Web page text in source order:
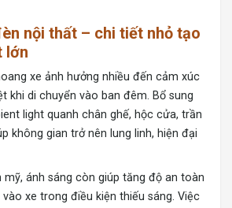
nội thất – chi tiết nhỏ tạo
lớn
xe ảnh hưởng nhiều đến cảm xúc
khi di chuyển vào ban đêm. Bổ sung
light quanh chân ghế, hộc cửa, trần
không gian trở nên lung linh, hiện đại
mỹ, ánh sáng còn giúp tăng độ an toàn
xe trong điều kiện thiếu sáng. Việc